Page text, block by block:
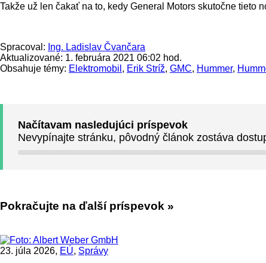
Takže už len čakať na to, kedy General Motors skutočne
Spracoval: Ing. Ladislav Čvančara
Aktualizované: 1. februára 2021 06:02 hod.
Obsahuje témy: Elektromobil , Erik Stríž, GMC, Hummer,
Načítavam nasledujúci príspevok
Nevypínajte stránku, pôvodný článok zostáva
Pokračujte na ďalší príspevok »
23. júla 2026, EÚ, Správy